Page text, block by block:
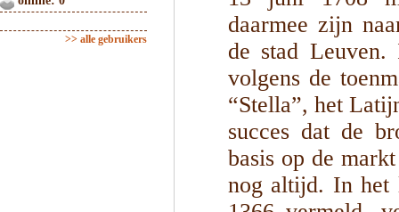
>> alle gebruikers
daarmee zijn
de stad
volgens de
“Stella”, het
succes dat de
basis op de
nog altijd. In het